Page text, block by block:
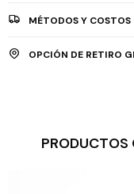
MÉTODOS Y COSTOS
OPCIÓN DE RETIRO
PRODUCTOS